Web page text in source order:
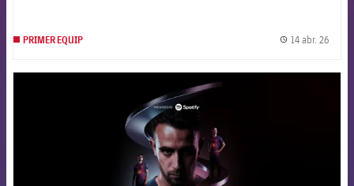
PRIMER EQUIP 14 abr. 26
FCB Barcelona badge